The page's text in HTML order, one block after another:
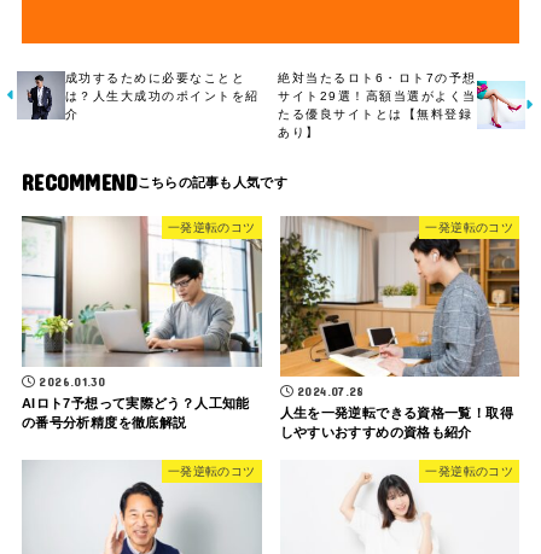
成功するために必要なことと
は？人生大成功のポイントを紹
介
絶対当たるロト6・ロト7の予想
サイト29選！高額当選がよく当
たる優良サイトとは【無料登録
あり】
RECOMMEND
一発逆転のコツ
2026.01.30
AIロト7予想って実際どう？人工知能
の番号分析精度を徹底解説
一発逆転のコツ
2024.07.28
人生を一発逆転できる資格一覧！取得
しやすいおすすめの資格も紹介
一発逆転のコツ 一発逆転のコツ